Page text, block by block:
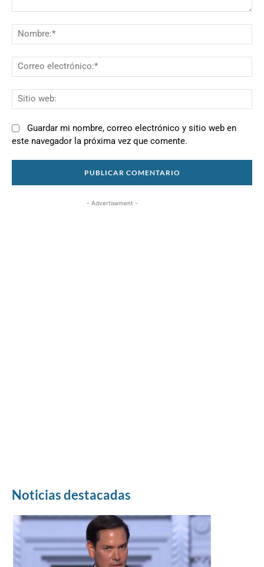
Guardar mi nombre, correo electrónico y sitio web en
este navegador la próxima vez que comente.
- Advertisement -
Noticias destacadas